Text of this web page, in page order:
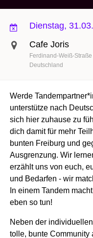
Dienstag,
Cafe Joris
Ferdinand-Weiß-Straße
Deutschland
Werde
unterstütze nach
sich hier zuhause zu
dich damit für mehr
bunten Freiburg und
Ausgrenzung. Wir
erzählt uns von euch,
und Bedarfen - wir
In einem Tandem
eben so tun!
Neben der
tolle, bunte Community